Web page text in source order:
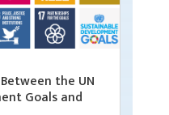
the UN
Goals and